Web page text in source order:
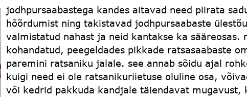
jodhpursaabastega kandes aitavad need piirata
hõõrdumist ning takistavad jodhpursaabaste
valmistatud nahast ja neid kantakse ka sääreosas.
kohandatud, peegeldades pikkade ratsasaabaste
paremini ratsaniku jalale. see annab sõidu ajal
kuigi need ei ole ratsanikuriietuse oluline osa,
või kedrid pakkuda kandjale täiendavat mugavust,